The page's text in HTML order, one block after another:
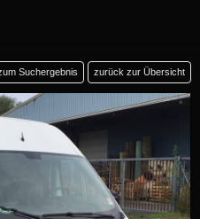
Suchergebnis zurück zur Übersicht